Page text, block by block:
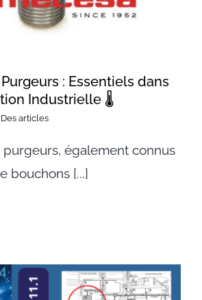
Industrielle 🌡️
: Essentiels dans
Industrielle 🌡️
Des articles
purgeurs, également connus
bouchons [...]